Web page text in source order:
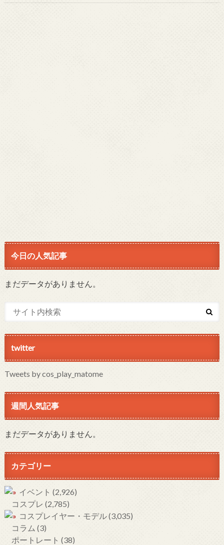
今日の人気記事
まだデータがありません。
twitter
Tweets by cos_play_matome
週間人気記事
まだデータがありません。
カテゴリー
イベント (2,926)
コスプレ (2,785)
コスプレイヤー・モデル(3,035)
コラム (3)
ポートレート (38)